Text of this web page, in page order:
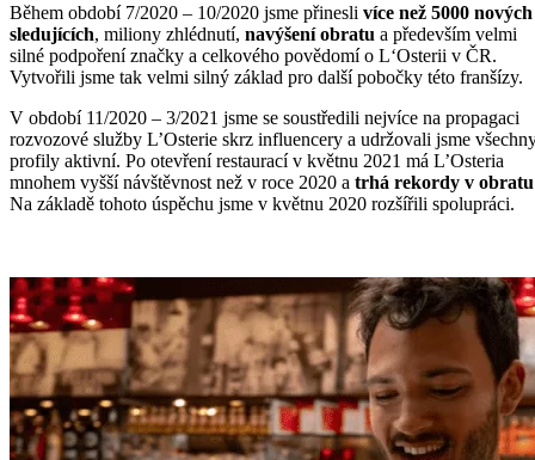
Během období 7/2020 – 10/2020 jsme přinesli více než 5000 nových
sledujících, miliony zhlédnutí, navýšení obratu a především velmi
silné podpoření značky a celkového povědomí o L‘Osterii v ČR.
Vytvořili jsme tak velmi silný základ pro další pobočky této franšízy.
V období 11/2020 – 3/2021 jsme se soustředili nejvíce na propagaci
rozvozové služby L’Osterie skrz influencery a udržovali jsme
profily aktivní. Po otevření restaurací v květnu 2021 má L’Osteria
mnohem vyšší návštěvnost než v roce 2020 a trhá rekordy v obratu
Na základě tohoto úspěchu jsme v květnu 2020 rozšířili spolupráci.